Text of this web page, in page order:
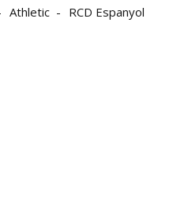
Athletic RCD Espanyol